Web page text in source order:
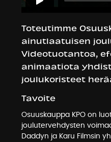
Toteutimme
ainutlaatuisen
Videotuotantoa,
animaatiota
joulukoristeet
Tavoite
Osuuskauppa KPO on
joulutervehdysten
Daddyn ja Karu Filmsin